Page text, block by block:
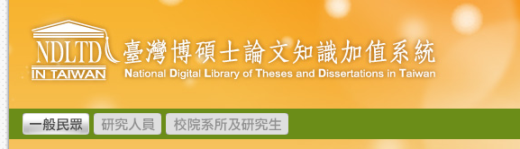
跳
到
主
要
內
容
臺
灣
博
碩
士
論
文